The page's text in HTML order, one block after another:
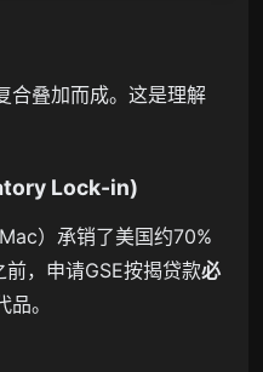
合叠加而成。这是理解
Lock-in)
）承销了美国约70%
，申请GSE按揭贷款必
。